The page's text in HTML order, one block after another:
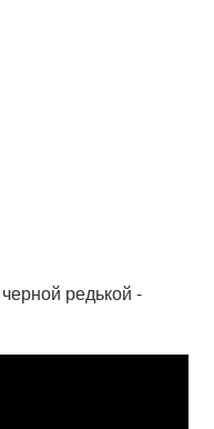
редькой -